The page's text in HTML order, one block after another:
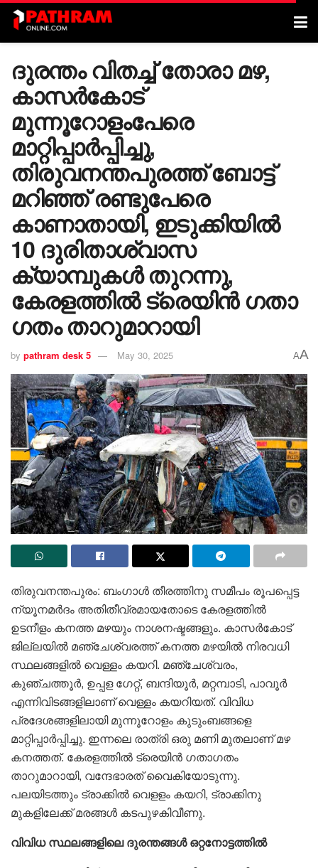
ദുരന്തം വിതച്ച് തോരാ മഴ,
കാസർ​കോട്
മുന്നൂറോളംപേരെ
മാറ്റിപ്പാർപ്പിച്ചു,
തിരുവനന്തപുരത്ത് ബോട്ട്
മറിഞ്ഞ് രണ്ടുപേരെ
കാണാതായി, ഇടുക്കിയിൽ
10 ദുരിതാശ്വാസ
ക്യാമ്പുകൾ തുറന്നു,
കേരളത്തിൽ ട്രെയിൻ ​ഗതാ​
ഗതം താറുമാറായി
by pathram desk 5 May 30, 2025 AA
തിരുവനന്തപുരം: ബംഗാൾ തീരത്തിനു സമീപം രൂപപ്പെട്ട
ന്യൂനമർദം അതിതീവ്രമായതോടെ കേരളത്തിൽ
ഉടനീളം കനത്ത മഴയും നാശനഷ്ടങ്ങളും. കാസർകോട്
ജില്ലയിൽ മഞ്ചേശ്വരത്ത് കനത്ത മഴയിൽ നിരവധി
സ്ഥലങ്ങളിൽ വെള്ളം കയറി. മഞ്ചേശ്വരം,
കുഞ്ചത്തൂർ, ഉപ്പള ഗേറ്റ്, ബന്ദിയൂർ, മറ്റമ്പാടി, പാവൂർ
എന്നിവിടങ്ങളിലാണ് വെള്ളം കയറിയത്. വിവിധ
പ്രദേശങ്ങളിലായി മുന്നൂറോളം കുടുംബങ്ങളെ
മാറ്റിപ്പാർപ്പിച്ചു. ഇന്നലെ രാത്രി ഒരു മണി മുതലാണ് മഴ
കനത്തത്. കേരളത്തിൽ ട്രെയിൻ ​ഗതാ​ഗതം
താറുമാറായി, വന്ദേഭാരത് വൈകിയോടുന്നു.
പലയിടത്തും ട്രാക്കിൽ വെളളം കയറി, ട്രാക്കിനു
മുകളിലേക്ക് മരങ്ങൾ കടപുഴകിവീണു.
വിവിധ സ്ഥലങ്ങളിലെ ദുരന്തങ്ങൾ ഒറ്റനോട്ടത്തിൽ